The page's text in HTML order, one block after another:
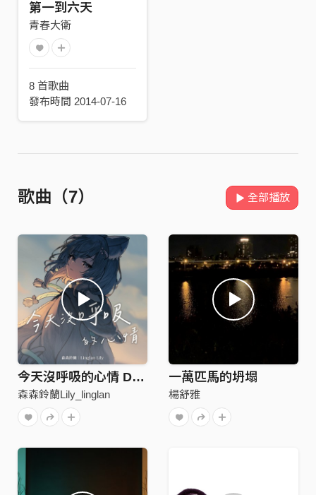
第一到六天
青春大衛
8 首歌曲
發布時間 2014-07-16
歌曲（7） 全部播放
今天沒呼吸的心情 Demo
森森鈴蘭Lily_linglan
一萬匹馬的坍塌
楊舒雅